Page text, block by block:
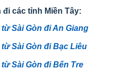
các tỉnh Miền Tây:
Sài Gòn đi An Giang
Sài Gòn đi Bạc Liêu
Sài Gòn đi Bến Tre